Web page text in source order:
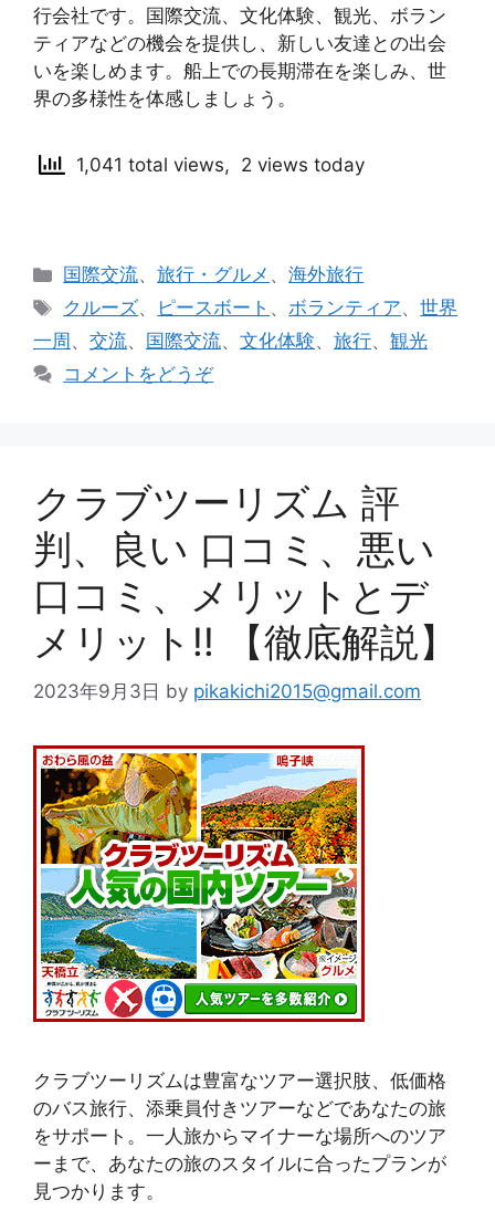
行会社です。国際交流、文化体験、観光、ボラン
ティアなどの機会を提供し、新しい友達との出会
いを楽しめます。船上での長期滞在を楽しみ、世
界の多様性を体感しましょう。
1,041 total views, 2 views today
カ
テ
リ
ー
国際交流、旅行・グルメ 、海外旅行
タ
グ
クルーズ、 ピースボート 、ボランティア、世界
一周 、 交流、 国際交流、 文化体験、 旅行、 観光
コメントをどうぞ
クラブツーリズム 評
判、良い 口コミ、悪い
口コミ、メリットとデ
メリット!! 【徹底解説】
2023年9月3日 by pikakichi2015@gmail.com
クラブツーリズムは豊富なツアー選択肢、低価格
のバス旅行、添乗員付きツアーなどであなたの旅
をサポート。一人旅からマイナーな場所へのツア
ーまで、あなたの旅のスタイルに合ったプランが
見つかります。